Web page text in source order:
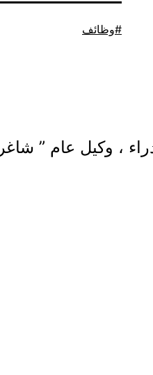
موسوم
وظائف
، وكيل عام ”